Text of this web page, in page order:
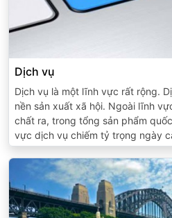
Dịch vụ
Dịch vụ là một lĩnh vực rất rộng.
nền sản xuất xã hội. Ngoài lĩnh
chất ra, trong tổng sản phẩm
vực dịch vụ chiếm tỷ trọng ngày